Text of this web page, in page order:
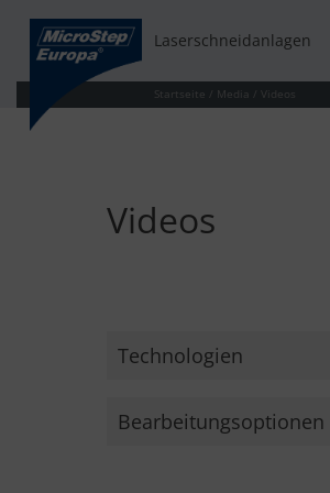
Laserschneidanlagen
Startseite / Media / Videos
Videos
Technologien
Autogenschneiden
Bearbeitungsoptionen